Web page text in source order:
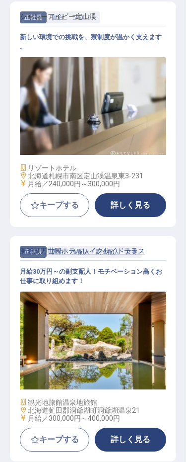
正社員 宿泊 フロント
フロントオフィススタッフ
シャレーアイビー定山渓
新しい環境での挑戦を、寮制度が温かく支えます
。
施設業態
リゾートホテル
勤務地
北海道札幌市南区定山渓温泉東3-231
給与
月給／240,000円～ 300,000円
キープする 詳しく見る
正社員 宿泊 支配人・副支配人・女将
副支配人
洞爺湖万世閣ホテルレイクサイドテラス
月給30万円～の副支配人！モチベーション高くお
仕事に取り組めます！
施設業態
観光地旅館温泉地旅館
勤務地
北海道虻田郡洞爺湖町洞爺湖温泉21
給与
月給／300,000円～400,000円
キープする 詳しく見る